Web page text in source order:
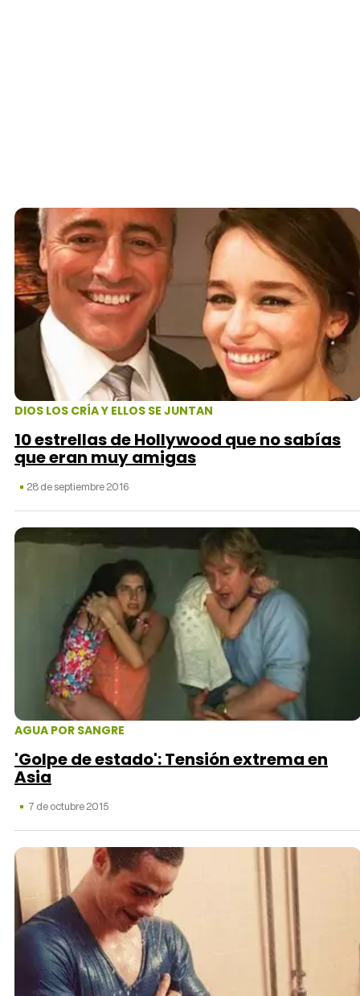
DIOS LOS CRÍA Y ELLOS SE JUNTAN
10 estrellas de Hollywood que no sabías
que eran muy amigas
28 de septiembre 2016
AGUA POR SANGRE
'Golpe de estado': Tensión extrema en
Asia
7 de octubre 2015